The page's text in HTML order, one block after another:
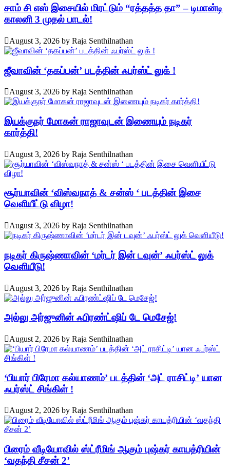
சாம் சி எஸ் இசையில் மிரட்டும் “ரத்தத்த தா” – டிமான்டி
காலனி 3 முதல் பாடல்!
August 3, 2026 by Raja Senthilnathan
ஜீவாவின் ‘தகப்பன்’ படத்தின் ஃபர்ஸ்ட் லுக் !
August 3, 2026 by Raja Senthilnathan
இயக்குநர் மோகன் ராஜாவுடன் இணையும் நடிகர்
கார்த்தி!
August 3, 2026 by Raja Senthilnathan
சூர்யாவின் ‘விஸ்வநாத் & சன்ஸ் ‘ படத்தின் இசை
வெளியீட்டு விழா!
August 3, 2026 by Raja Senthilnathan
நடிகர் கிருஷ்ணாவின் ‘மர்டர் இன் டவுன்’ ஃபர்ஸ்ட் லுக்
வெளியீடு!
August 3, 2026 by Raja Senthilnathan
அல்லு அர்ஜுனின் ஃபிரண்ட்ஷிப் டே மெசேஜ்!
August 2, 2026 by Raja Senthilnathan
‘பியார் பிரேமா கல்யாணம்’ படத்தின் ‘அட் ராசிட்டி’ யான
ஃபர்ஸ்ட் சிங்கிள் !
August 2, 2026 by Raja Senthilnathan
பிரைம் வீடியோவில் ஸ்ட்ரீமிங் ஆகும் புஷ்கர் காயத்ரியின்
‘வதந்தி சீசன் 2’